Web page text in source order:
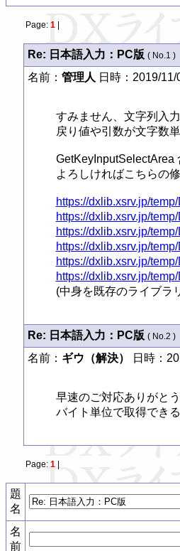
Page: 1|
Re: 日本語入力：PC版 ( No.1 )
名前： 管理人 日時：2019/11/
すみません、文字列入
戻り値や引数が文字数
GetKeyInputSelectArea
よろしければこちらの
https://dxlib.xsrv.jp/
https://dxlib.xsrv.jp/
https://dxlib.xsrv.jp/
https://dxlib.xsrv.jp/
https://dxlib.xsrv.jp/
https://dxlib.xsrv.jp/
(中身を既存のライブラ
Re: 日本語入力：PC版 ( No.2 )
名前： ギウ（解決） 日時：
早速のご対応ありがと
バイト単位で取得でき
Page: 1|
題
名
名
前